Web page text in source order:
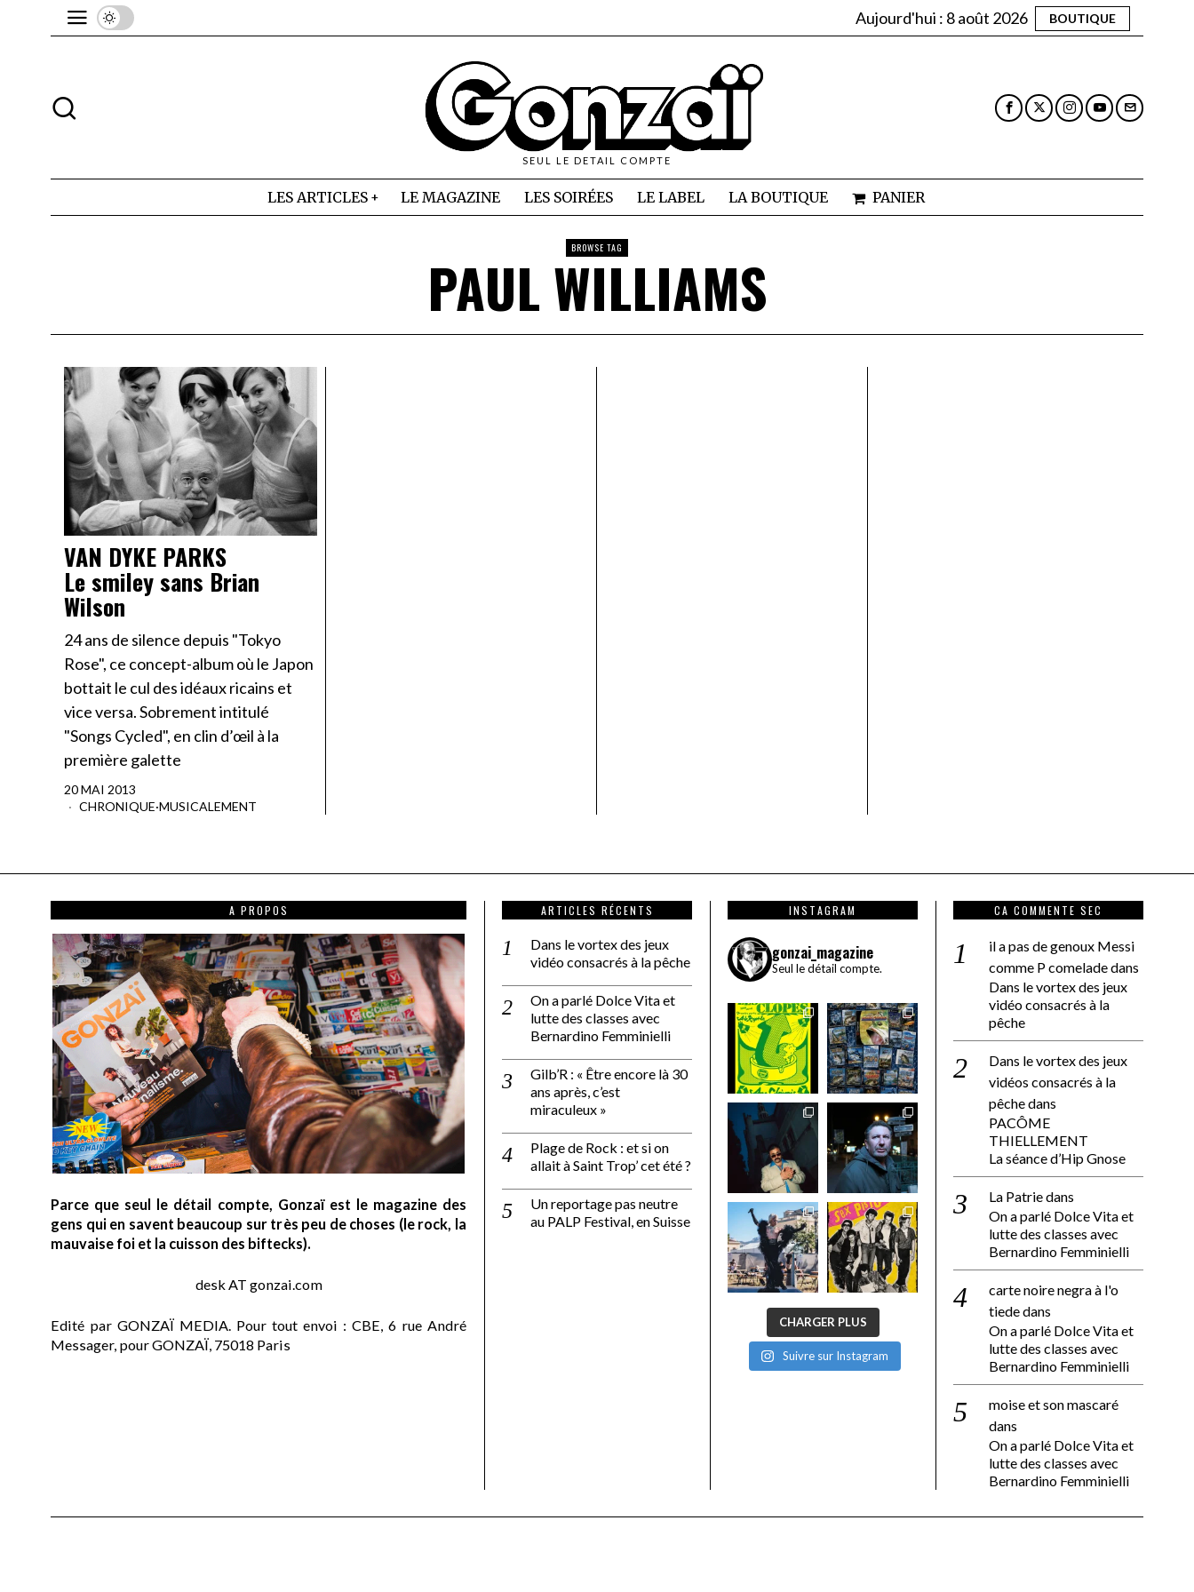
Aujourd'hui : 8 août 2026 BOUTIQUE
SEUL LE DETAIL COMPTE
LES ARTICLES LE MAGAZINE LES SOIRÉES LE LABEL LA BOUTIQUE PANIER
BROWSE TAG
PAUL WILLIAMS
VAN DYKE PARKS
Le smiley sans Brian
Wilson
24 ans de silence depuis "Tokyo
Rose", ce concept-album où le Japon
bottait le cul des idéaux ricains et
vice versa. Sobrement intitulé
"Songs Cycled", en clin d’œil à la
première galette
20 MAI 2013
CHRONIQUE·MUSICALEMENT
A PROPOS
Parce que seul le détail compte, Gonzaï est le magazine des
gens qui en savent beaucoup sur très peu de choses (le rock, la
mauvaise foi et la cuisson des biftecks).
desk AT gonzai.com
Edité par GONZAÏ MEDIA. Pour tout envoi : CBE, 6 rue André
Messager, pour GONZAÏ, 75018 Paris
ARTICLES RÉCENTS
Dans le vortex des jeux
vidéo consacrés à la pêche
On a parlé Dolce Vita et
lutte des classes avec
Bernardino Femminielli
Gilb’R : « Être encore là 30
ans après, c’est
miraculeux »
Plage de Rock : et si on
allait à Saint Trop’ cet été ?
Un reportage pas neutre
au PALP Festival, en Suisse
INSTAGRAM
gonzai_magazine
Seul le détail compte.
CHARGER PLUS
Suivre sur Instagram
CA COMMENTE SEC
il a pas de genoux Messi
comme P comeladedans
Dans le vortex des jeux
vidéo consacrés à la
pêche
Dans le vortex des jeux
vidéos consacrés à la
pêchedans
PACÔME
THIELLEMENT
La séance d’Hip Gnose
La Patriedans
On a parlé Dolce Vita et
lutte des classes avec
Bernardino Femminielli
carte noire negra à l'o
tiededans
On a parlé Dolce Vita et
lutte des classes avec
Bernardino Femminielli
moise et son mascaré
dans
On a parlé Dolce Vita et
lutte des classes avec
Bernardino Femminielli